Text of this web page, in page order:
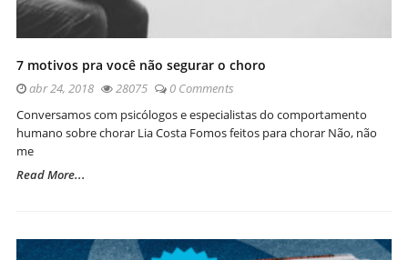
7 motivos pra você não segurar o choro
abr 24, 2018 28075
0 Comments
Conversamos com psicólogos e especialistas do comportamento
humano sobre chorar Lia Costa Fomos feitos para chorar Não, não
me
Read More...